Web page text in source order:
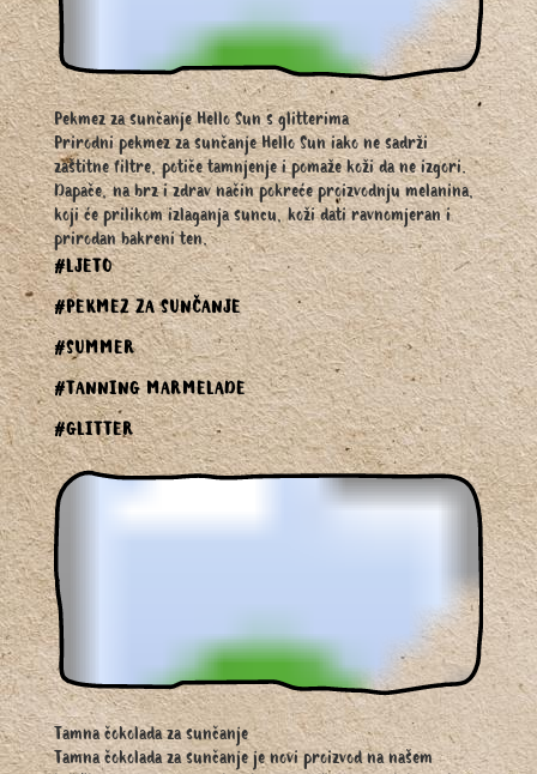
Pekmez za sunčanje Hello Sun s glitterima
Prirodni pekmez za sunčanje Hello Sun iako ne sadrži
zaštitne filtre, potiče tamnjenje i pomaže koži da ne izgori.
Dapače, na brz i zdrav način pokreće proizvodnju melanina,
koji će prilikom izlaganja suncu, koži dati ravnomjeran i
prirodan bakreni ten.
#LJETO
#PEKMEZ ZA SUNČANJE
#SUMMER
#TANNING MARMELADE
#GLITTER
Tamna čokolada za sunčanje
Tamna čokolada za sunčanje je novi proizvod na našem